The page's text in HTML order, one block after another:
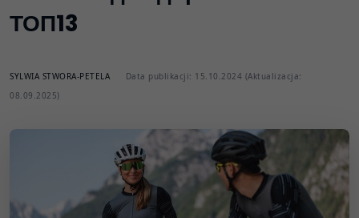
ТОП13
SYLWIA STWORA-PETELA
Data publikacji: 15.10.2024 (Aktualizacja:
08.09.2025)